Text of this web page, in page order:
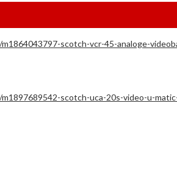
scotch-vcr-45-analoge-
scotch-uca-20s-video-u-